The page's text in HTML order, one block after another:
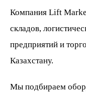
Компания Lift
складов,
предприятий и
Казахстану.
Мы подбираем